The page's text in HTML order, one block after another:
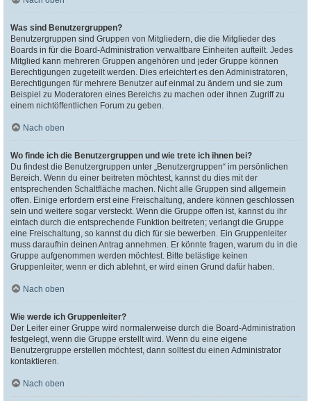
Was sind Benutzergruppen?
Benutzergruppen sind Gruppen von Mitgliedern, die die Mitglieder des
Boards in für die Board-Administration verwaltbare Einheiten aufteilt. Jedes
Mitglied kann mehreren Gruppen angehören und jeder Gruppe können
Berechtigungen zugeteilt werden. Dies erleichtert es den Administratoren,
Berechtigungen für mehrere Benutzer auf einmal zu ändern und sie zum
Beispiel zu Moderatoren eines Bereichs zu machen oder ihnen Zugriff zu
einem nichtöffentlichen Forum zu geben.
Nach oben
Wo finde ich die Benutzergruppen und wie trete ich ihnen bei?
Du findest die Benutzergruppen unter „Benutzergruppen“ im persönlichen
Bereich. Wenn du einer beitreten möchtest, kannst du dies mit der
entsprechenden Schaltfläche machen. Nicht alle Gruppen sind allgemein
offen. Einige erfordern erst eine Freischaltung, andere können geschlossen
sein und weitere sogar versteckt. Wenn die Gruppe offen ist, kannst du ihr
einfach durch die entsprechende Funktion beitreten; verlangt die Gruppe
eine Freischaltung, so kannst du dich für sie bewerben. Ein Gruppenleiter
muss daraufhin deinen Antrag annehmen. Er könnte fragen, warum du in die
Gruppe aufgenommen werden möchtest. Bitte belästige keinen
Gruppenleiter, wenn er dich ablehnt, er wird einen Grund dafür haben.
Nach oben
Wie werde ich Gruppenleiter?
Der Leiter einer Gruppe wird normalerweise durch die Board-Administration
festgelegt, wenn die Gruppe erstellt wird. Wenn du eine eigene
Benutzergruppe erstellen möchtest, dann solltest du einen Administrator
kontaktieren.
Nach oben